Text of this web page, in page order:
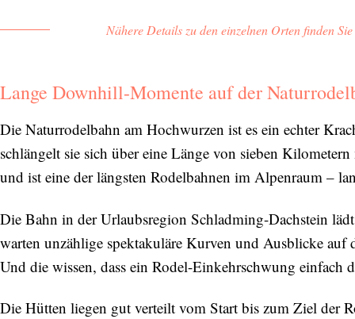
Nähere Details zu den einzelnen Orten finden
Lange Downhill-Momente auf der
Die Naturrodelbahn am Hochwurzen ist es ein echter
schlängelt sie sich über eine Länge von sieben
und ist eine der längsten Rodelbahnen im Alpenraum –
Die Bahn in der Urlaubsregion Schladming-Dachstein
warten unzählige spektakuläre Kurven und Ausblicke
Und die wissen, dass ein Rodel-Einkehrschwung
Die Hütten liegen gut verteilt vom Start bis zum Ziel der